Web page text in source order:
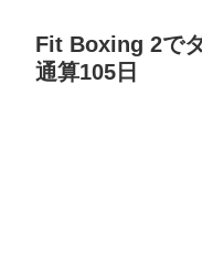
Fit Boxing 2で
通算105日